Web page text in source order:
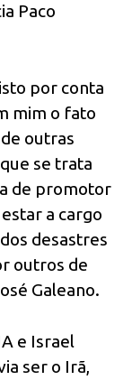
Paco
por conta
mim o fato
outras
se trata
de promotor
a cargo
desastres
outros de
Galeano.
e Israel
ser o Irã,